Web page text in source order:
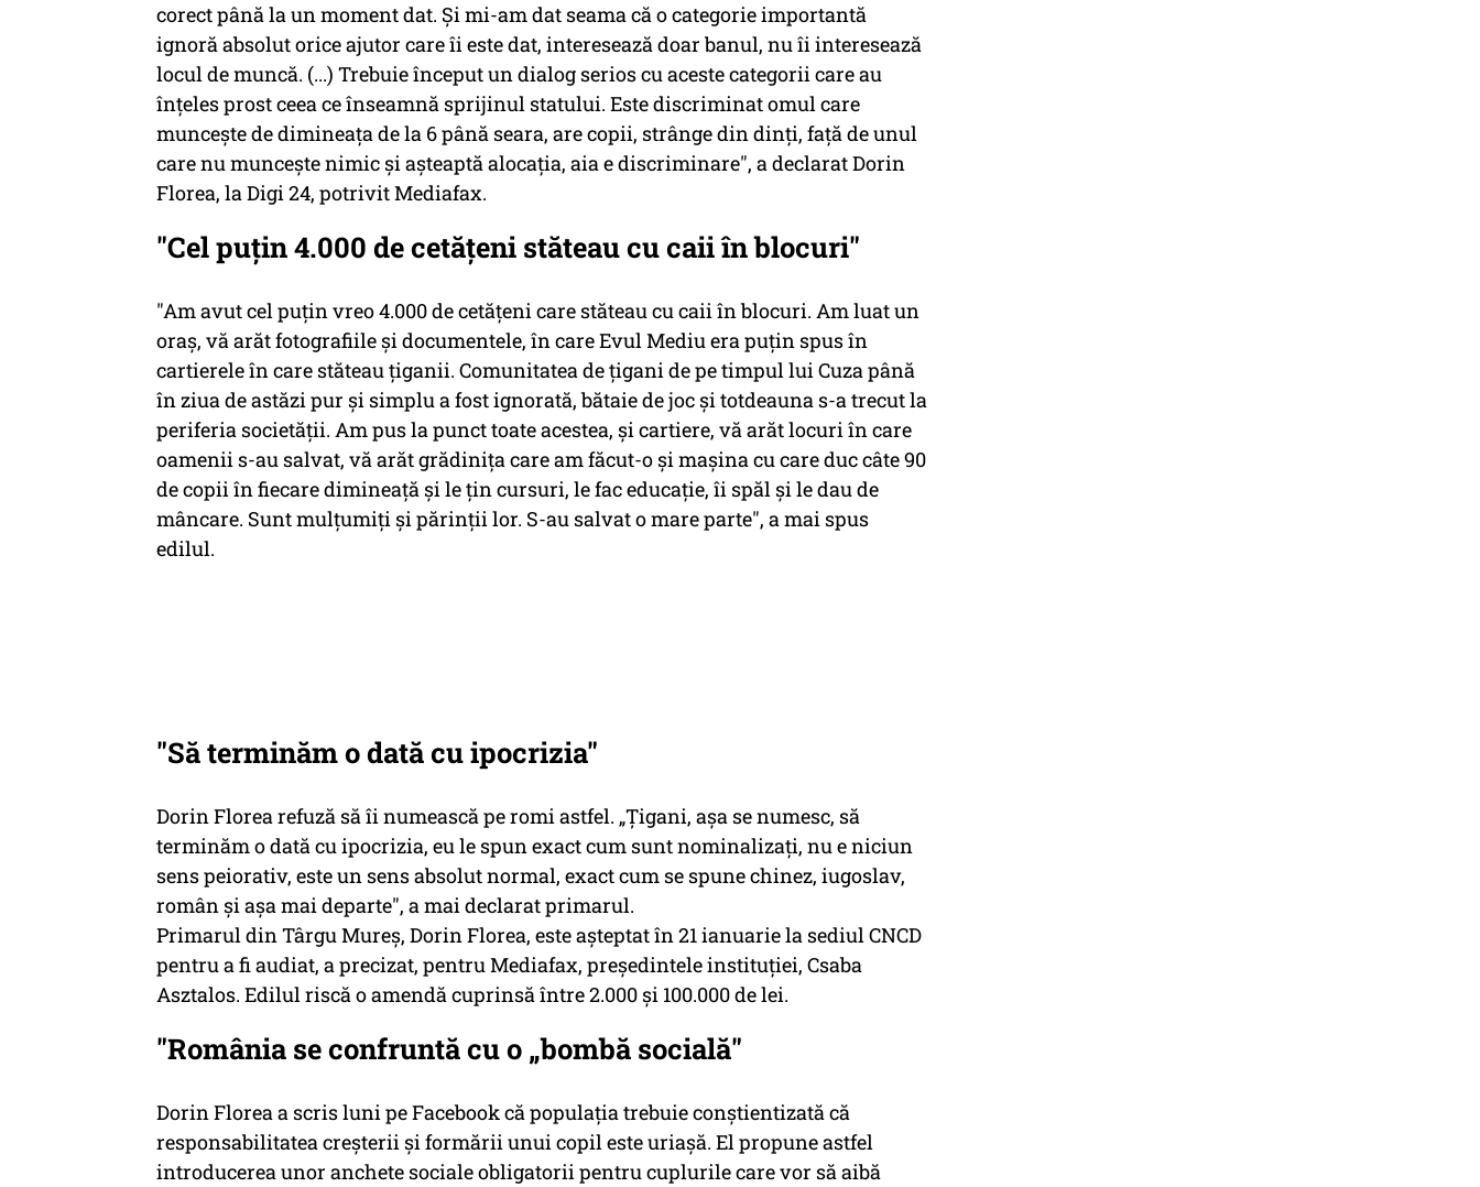
corect până la un moment dat. Și mi-am dat seama că o categorie importantă
ignoră absolut orice ajutor care îi este dat, interesează doar banul, nu îi interesează
locul de muncă. (...) Trebuie început un dialog serios cu aceste categorii care au
înțeles prost ceea ce înseamnă sprijinul statului. Este discriminat omul care
muncește de dimineața de la 6 până seara, are copii, strânge din dinți, față de unul
care nu muncește nimic și așteaptă alocația, aia e discriminare", a declarat Dorin
Florea, la Digi 24, potrivit Mediafax.
"Cel puțin 4.000 de cetățeni stăteau cu caii în blocuri"
"Am avut cel puțin vreo 4.000 de cetățeni care stăteau cu caii în blocuri. Am luat un
oraș, vă arăt fotografiile și documentele, în care Evul Mediu era puțin spus în
cartierele în care stăteau țiganii. Comunitatea de țigani de pe timpul lui Cuza până
în ziua de astăzi pur și simplu a fost ignorată, bătaie de joc și totdeauna s-a trecut la
periferia societății. Am pus la punct toate acestea, și cartiere, vă arăt locuri în care
oamenii s-au salvat, vă arăt grădinița care am făcut-o și mașina cu care duc câte 90
de copii în fiecare dimineață și le țin cursuri, le fac educație, îi spăl și le dau de
mâncare. Sunt mulțumiți și părinții lor. S-au salvat o mare parte", a mai spus
edilul.
"Să terminăm o dată cu ipocrizia"
Dorin Florea refuză să îi numească pe romi astfel. „Țigani, așa se numesc, să
terminăm o dată cu ipocrizia, eu le spun exact cum sunt nominalizați, nu e niciun
sens peiorativ, este un sens absolut normal, exact cum se spune chinez, iugoslav,
român și așa mai departe", a mai declarat primarul.
Primarul din Târgu Mureș, Dorin Florea, este așteptat în 21 ianuarie la sediul CNCD
pentru a fi audiat, a precizat, pentru Mediafax, președintele instituției, Csaba
Asztalos. Edilul riscă o amendă cuprinsă între 2.000 și 100.000 de lei.
"România se confruntă cu o „bombă socială"
Dorin Florea a scris luni pe Facebook că populația trebuie conștientizată că
responsabilitatea creșterii și formării unui copil este uriașă. El propune astfel
introducerea unor anchete sociale obligatorii pentru cuplurile care vor să aibă